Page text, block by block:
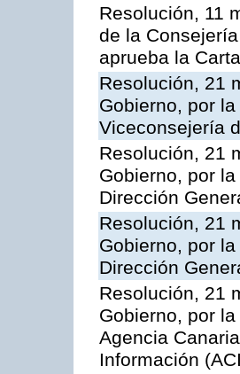
Resolución, 11
de la
aprueba la
Resolución, 21
Gobierno, por
Viceconsejería
Resolución, 21
Gobierno, por
Dirección
Resolución, 21
Gobierno, por
Dirección
Resolución, 21
Gobierno, por
Agencia
Información